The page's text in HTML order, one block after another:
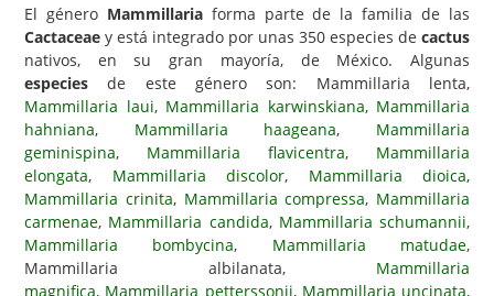
Enfermedades
Animales
Hongos
Carencias
Fotos
Flores y Plantas
Árboles y Palmeras
El género Mammillariaforma parte de la familia de las
Cactaceae y está integrado por unas 350 especies de cactus
nativos, en su gran mayoría, de México. Algunas
especies de este género son: Mammillaria lenta,
Mammillaria laui, Mammillaria karwinskiana, Mammillaria
hahniana, Mammillaria haageana, Mammillaria
geminispina, Mammillaria flavicentra, Mammillaria
elongata, Mammillaria discolor, Mammillaria dioica,
Mammillaria crinita, Mammillaria compressa, Mammillaria
carmenae, Mammillaria candida, Mammillaria schumannii,
Mammillaria bombycina, Mammillaria matudae,
Mammillaria albilanata, Mammillaria
magnifica, Mammillaria petterssonii, Mammillaria uncinata,